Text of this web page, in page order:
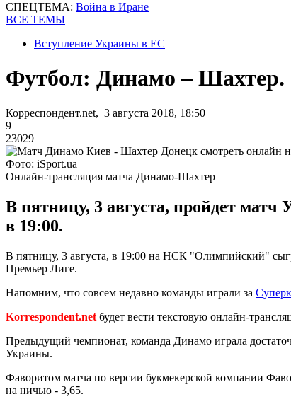
СПЕЦТЕМА: Война в Иране
ВСЕ ТЕМЫ
Вступление Украины в ЕС
Футбол: Динамо –
Корреспондент.net, 3 августа 2018, 18:50
9
23029
Фото: iSport.ua
Онлайн-трансляция матча Динамо-Шахтер
В пятницу, 3 августа, пройдет
в 19:00.
В пятницу, 3 августа, в 19:00 на НСК "Олимпийский"
Премьер Лиге.
Напомним, что совсем недавно команды играли за
Korrespondent.net будет вести текстовую онлайн-
Предыдущий чемпионат, команда Динамо играла
Украины.
Фаворитом матча по версии букмекерской компании
на ничью - 3,65.